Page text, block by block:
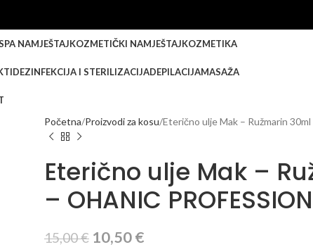
NAMJEŠTAJKOZMETIČKI NAMJEŠTAJKOZMETIKA
DEZINFEKCIJA I STERILIZACIJADEPILACIJAMASAŽA
Početna Proizvodi za kosu Eterično ulje Mak – Ružmarin
Eterično ulje Mak –
– OHANIC
15,00€ 10,50€